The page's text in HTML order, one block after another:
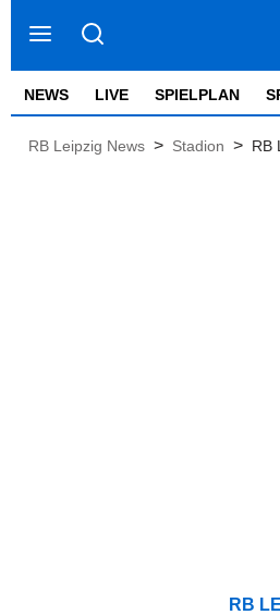
NEWS LIVE SPIELPLAN
RB Leipzig News > Stadion > RB
RB